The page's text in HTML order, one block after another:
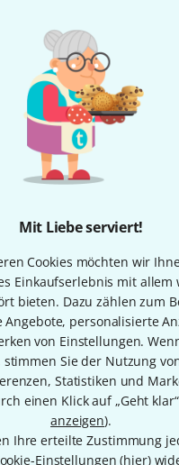
Mit Liebe serviert!
Cookies möchten wir
Einkaufserlebnis mit allem
bieten. Dazu zählen zum
Angebote, personalisierte
von Einstellungen.
stimmen Sie der Nutzung
Statistiken und
einen Klick auf „Geht
anzeigen).
Ihre erteilte Zustimmung
Einstellungen (hier)
Thomann Newsletter
Newsletter und
von
50 Gutscheinen
Beiträge
Deals
Jetzt anmelden
anmelden“ stimmen Sie dem
Messung des E-Mail-
möglich. Weitere
unserenDatenschutzhinweisen.
* Pflichtfeld
& bezahlen